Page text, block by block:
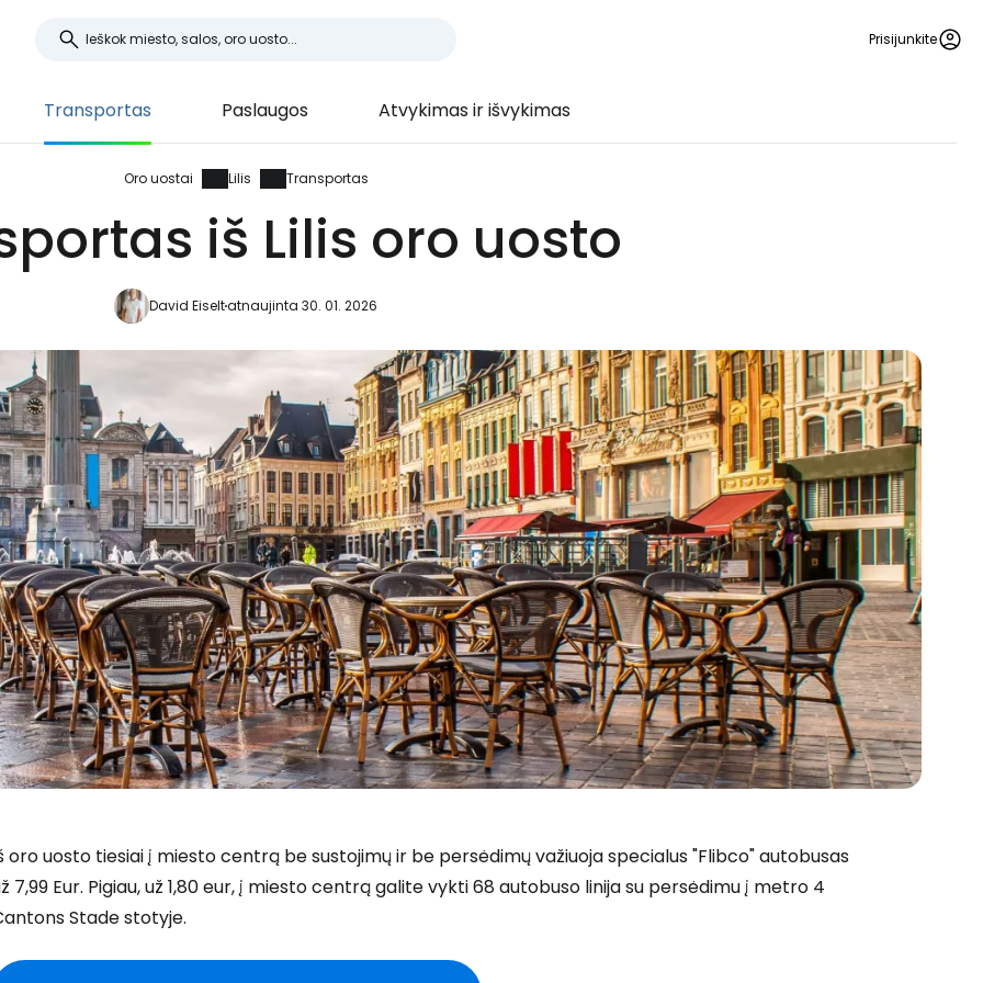
Prisijunkite
Transportas Paslaugos Atvykimas ir išvykimas
Oro uostai Lilis Transportas
iš Lilis oro uosto
David Eiseltatnaujinta 30. 01. 2026
oro uosto tiesiai į miesto centrą be sustojimų ir be persėdimų važiuoja specialus "Flibco" autobusas
7,99 Eur. Pigiau, už 1,80 eur, į miesto centrą galite vykti 68 autobuso linija su persėdimu į metro 4
Stade stotyje.